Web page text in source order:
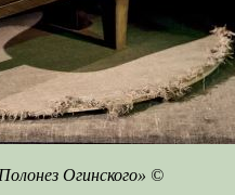
Огинского» ©